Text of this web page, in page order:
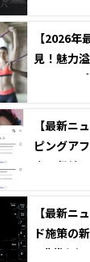
【2026
見！魅力
ber5選と
【最新ニ
ピングア
人で収益
【最新ニ
ド施策の
Z世代を